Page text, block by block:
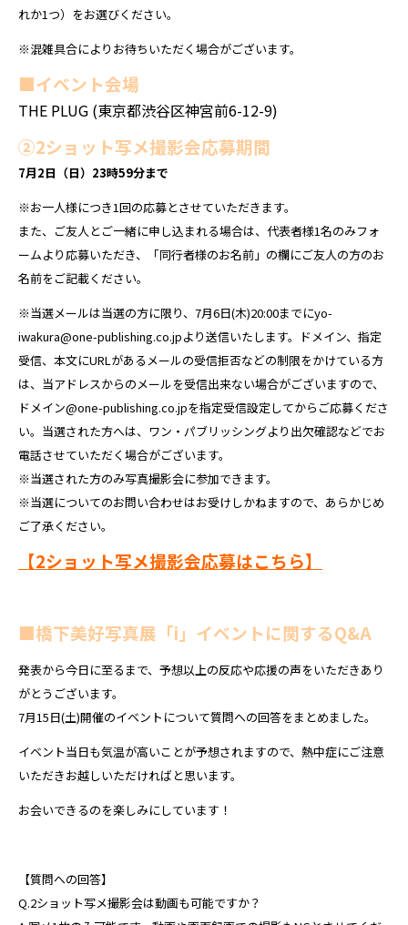
れか1つ）をお選びください。
※混雑具合によりお待ちいただく場合がございます。
■イベント会場
THE PLUG (東京都渋谷区神宮前6-12-9)
②2ショット写メ撮影会応募期間
7月2日（日）23時59分まで
※お一人様につき1回の応募とさせていただきます。
また、ご友人とご一緒に申し込まれる場合は、代表者様1名のみフォ
ームより応募いただき、「同行者様のお名前」の欄にご友人の方のお
名前をご記載ください。
※当選メールは当選の方に限り、7月6日(木)20:00までにyo-
iwakura@one-publishing.co.jpより送信いたします。ドメイン、指定
受信、本文にURLがあるメールの受信拒否などの制限をかけている方
は、当アドレスからのメールを受信出来ない場合がございますので、
ドメイン@one-publishing.co.jpを指定受信設定してからご応募くださ
い。当選された方へは、ワン・パブリッシングより出欠確認などでお
電話させていただく場合がございます。
※当選された方のみ写真撮影会に参加できます。
※当選についてのお問い合わせはお受けしかねますので、あらかじめ
ご了承ください。
【2ショット写メ撮影会応募はこちら】
■橋下美好写真展「i」イベントに関するQ&A
発表から今日に至るまで、予想以上の反応や応援の声をいただきあり
がとうございます。
7月15日(土)開催のイベントについて質問への回答をまとめました。
イベント当日も気温が高いことが予想されますので、熱中症にご注意
いただきお越しいただければと思います。
お会いできるのを楽しみにしています！
【質問への回答】
Q.2ショット写メ撮影会は動画も可能ですか？